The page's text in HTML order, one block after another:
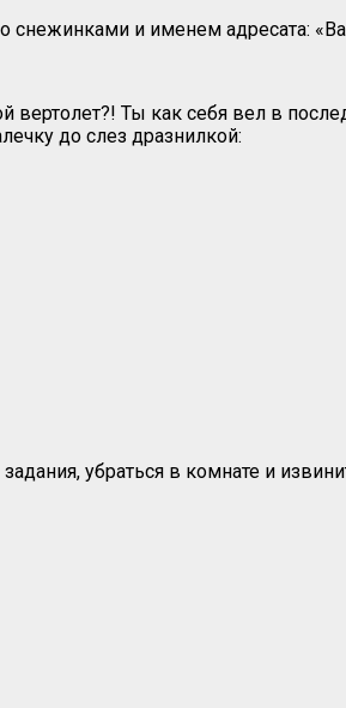
снежинками и именем адресата:
вертолет?! Ты как себя вел в
до слез дразнилкой:
убраться в комнате и